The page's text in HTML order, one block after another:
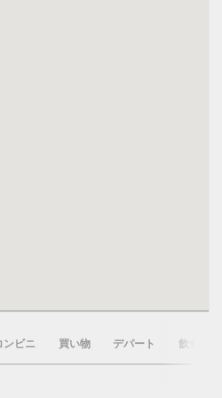
ンビニ 買い物 デパート 飲食店